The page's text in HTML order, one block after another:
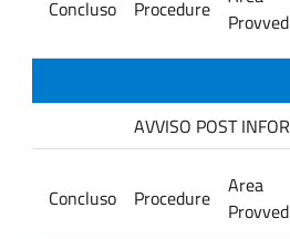
Concluso Procedure
AVVISO POST
Concluso Procedure
Area